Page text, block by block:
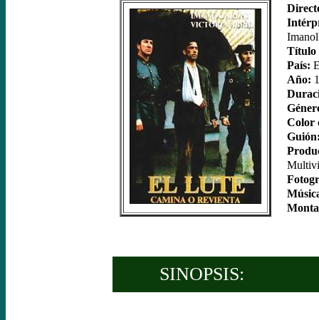
Título
País:
Año:
Color
SINOPSIS: